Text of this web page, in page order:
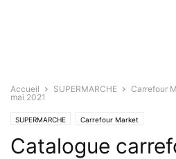
Accueil SUPERMARCHE Carrefour
mai 2021
SUPERMARCHE Carrefour Market
Catalogue